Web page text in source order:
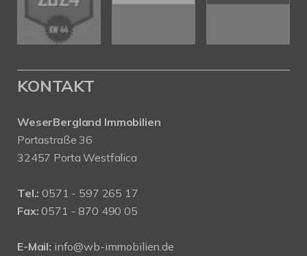
KONTAKT
WeserBergland Immobilien
Portastraße 36
32457 Porta Westfalica
Tel.: 0571 - 597 265 17
Fax: 0571 - 870 490 05
E-Mail: info@wb-immobilien.de